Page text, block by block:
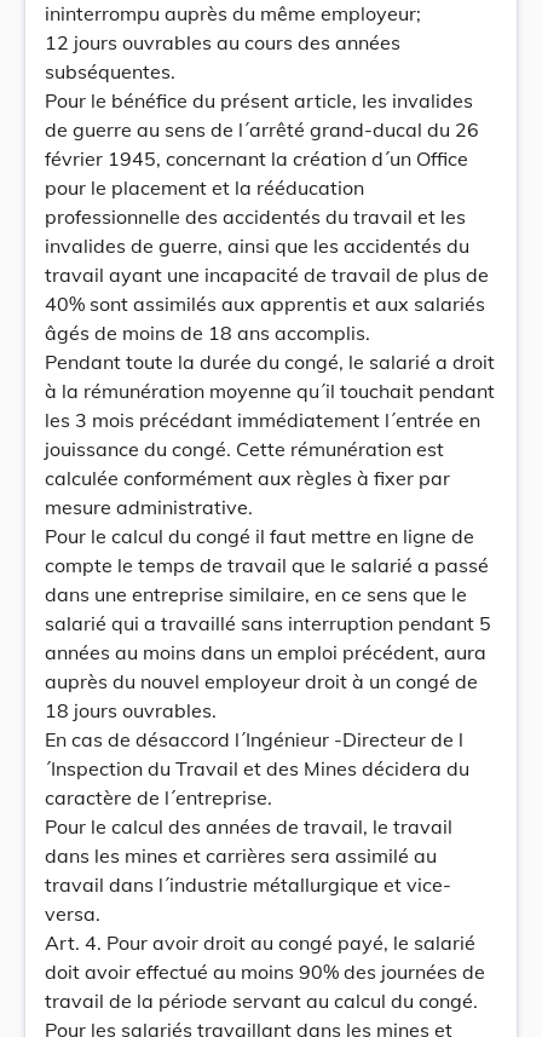
ininterrompu auprès du même employeur;
12 jours ouvrables au cours des années
subséquentes.
Pour le bénéfice du présent article, les invalides
de guerre au sens de l´arrêté grand-ducal du 26
février 1945, concernant la création d´un Office
pour le placement et la rééducation
professionnelle des accidentés du travail et les
invalides de guerre, ainsi que les accidentés du
travail ayant une incapacité de travail de plus de
40% sont assimilés aux apprentis et aux salariés
âgés de moins de 18 ans accomplis.
Pendant toute la durée du congé, le salarié a droit
à la rémunération moyenne qu´il touchait pendant
les 3 mois précédant immédiatement l´entrée en
jouissance du congé. Cette rémunération est
calculée conformément aux règles à fixer par
mesure administrative.
Pour le calcul du congé il faut mettre en ligne de
compte le temps de travail que le salarié a passé
dans une entreprise similaire, en ce sens que le
salarié qui a travaillé sans interruption pendant 5
années au moins dans un emploi précédent, aura
auprès du nouvel employeur droit à un congé de
18 jours ouvrables.
En cas de désaccord l´Ingénieur -Directeur de l
´Inspection du Travail et des Mines décidera du
caractère de l´entreprise.
Pour le calcul des années de travail, le travail
dans les mines et carrières sera assimilé au
travail dans l´industrie métallurgique et vice-
versa.
Art. 4. Pour avoir droit au congé payé, le salarié
doit avoir effectué au moins 90% des journées de
travail de la période servant au calcul du congé.
Pour les salariés travaillant dans les mines et